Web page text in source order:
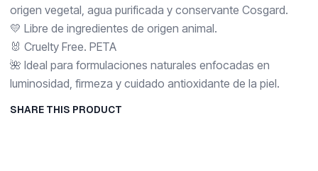
origen vegetal, agua purificada y conservante Cosgard.
💛 Libre de ingredientes de origen animal.
🐰 Cruelty Free. PETA
🌺 Ideal para formulaciones naturales enfocadas en
luminosidad, firmeza y cuidado antioxidante de la piel.
SHARE THIS PRODUCT